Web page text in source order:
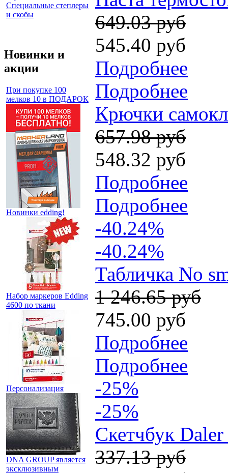
Специальные степлеры
и скобы
Новинки и
акции
При покупке 100
мелков 10 в ПОДАРОК
Новинки edding!
Набор маркеров Edding
4600 по ткани
Персонализация
DNA GROUP является
эксклюзивным
649.03 руб
545.40 руб
Подробнее
Подробнее
Крючки
657.98 руб
548.32 руб
Подробнее
Подробнее
-40.24%
-40.24%
Табличка No
1 246.65 руб
745.00 руб
Подробнее
Подробнее
-25%
-25%
Скетчбук
337.13 руб